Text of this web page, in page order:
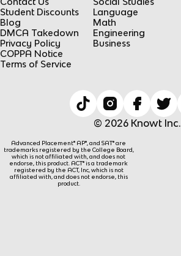
Student Discounts
Blog
DMCA Takedown
Privacy Policy
COPPA Notice
Terms of Service
Language
Math
Engineering
Business
© 2026 Knowt Inc.
Advanced Placement® AP®, and SAT® are
trademarks registered by the College Board,
which is not affiliated with, and does not
endorse, this product. ACT® is a trademark
registered by the ACT, Inc, which is not
affiliated with, and does not endorse, this
product.